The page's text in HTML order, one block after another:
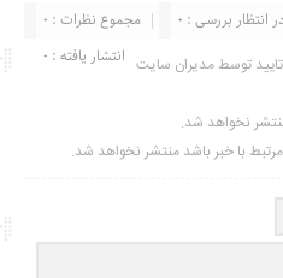
مجموع نظرات : 0
انتظار بررسی : 0
انتشار یافته : ۰ توسط مدیران سایت
نخواهد شد.
مرتبط با خبر باشد منتشر نخواهد شد.